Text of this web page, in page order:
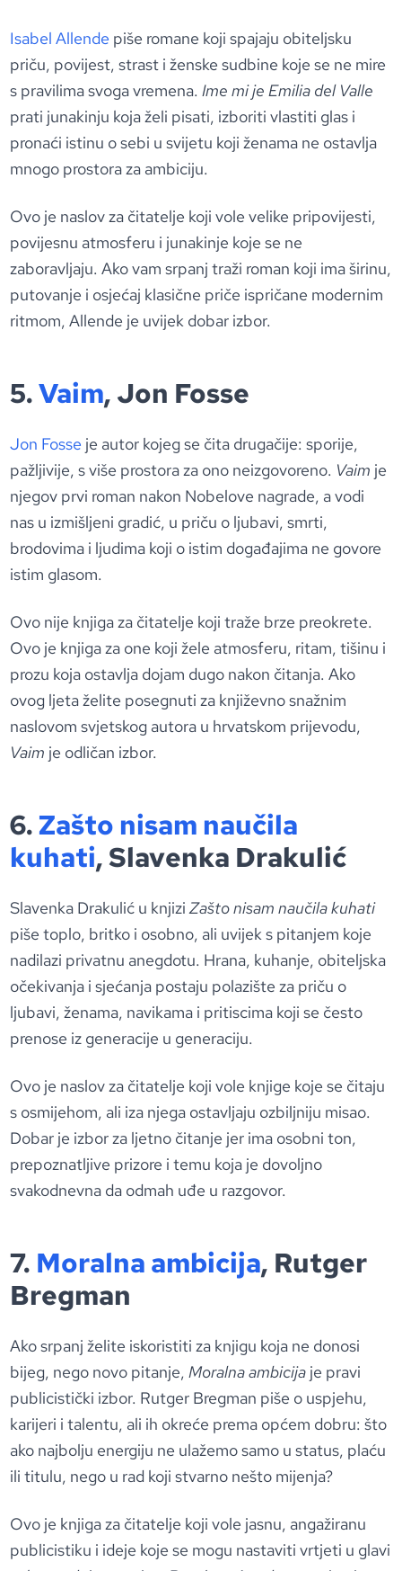
Isabel Allende piše romane koji spajaju obiteljsku
priču, povijest, strast i ženske sudbine koje se ne mire
s pravilima svoga vremena.Ime mi je Emilia del Valle
prati junakinju koja želi pisati, izboriti vlastiti glas i
pronaći istinu o sebi u svijetu koji ženama ne ostavlja
mnogo prostora za ambiciju.
Ovo je naslov za čitatelje koji vole velike pripovijesti,
povijesnu atmosferu i junakinje koje se ne
zaboravljaju. Ako vam srpanj traži roman koji ima širinu,
putovanje i osjećaj klasične priče ispričane modernim
ritmom, Allende je uvijek dobar izbor.
5.Vaim, Jon Fosse
Jon Fosse je autor kojeg se čita drugačije: sporije,
pažljivije, s više prostora za ono neizgovoreno. Vaim je
njegov prvi roman nakon Nobelove nagrade, a vodi
nas u izmišljeni gradić, u priču o ljubavi, smrti,
brodovima i ljudima koji o istim događajima ne govore
istim glasom.
Ovo nije knjiga za čitatelje koji traže brze preokrete.
Ovo je knjiga za one koji žele atmosferu, ritam, tišinu i
prozu koja ostavlja dojam dugo nakon čitanja. Ako
ovog ljeta želite posegnuti za književno snažnim
naslovom svjetskog autora u hrvatskom prijevodu,
Vaim je odličan izbor.
6.Zašto nisam naučila
kuhati, Slavenka Drakulić
Slavenka Drakulić u knjiziZašto nisam naučila kuhati
piše toplo, britko i osobno, ali uvijek s pitanjem koje
nadilazi privatnu anegdotu. Hrana, kuhanje, obiteljska
očekivanja i sjećanja postaju polazište za priču o
ljubavi, ženama, navikama i pritiscima koji se često
prenose iz generacije u generaciju.
Ovo je naslov za čitatelje koji vole knjige koje se čitaju
s osmijehom, ali iza njega ostavljaju ozbiljniju misao.
Dobar je izbor za ljetno čitanje jer ima osobni ton,
prepoznatljive prizore i temu koja je dovoljno
svakodnevna da odmah uđe u razgovor.
7. Moralna ambicija, Rutger
Bregman
Ako srpanj želite iskoristiti za knjigu koja ne donosi
bijeg, nego novo pitanje,Moralna ambicija je pravi
publicistički izbor. Rutger Bregman piše o uspjehu,
karijeri i talentu, ali ih okreće prema općem dobru: što
ako najbolju energiju ne ulažemo samo u status, plaću
ili titulu, nego u rad koji stvarno nešto mijenja?
Ovo je knjiga za čitatelje koji vole jasnu, angažiranu
publicistiku i ideje koje se mogu nastaviti vrtjeti u glavi